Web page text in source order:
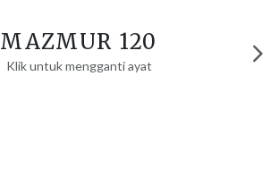
MAZMUR 120
Klik untuk mengganti ayat